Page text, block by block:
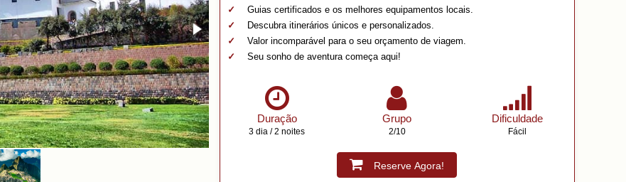
Guias certificados e os melhores equipamentos locais.
Descubra itinerários únicos e personalizados.
Valor incomparável para o seu orçamento de viagem.
Seu sonho de aventura começa aqui!
Duração
3 dia / 2 noites
Grupo
2/10
Dificuldade
Fácil
Reserve Agora!